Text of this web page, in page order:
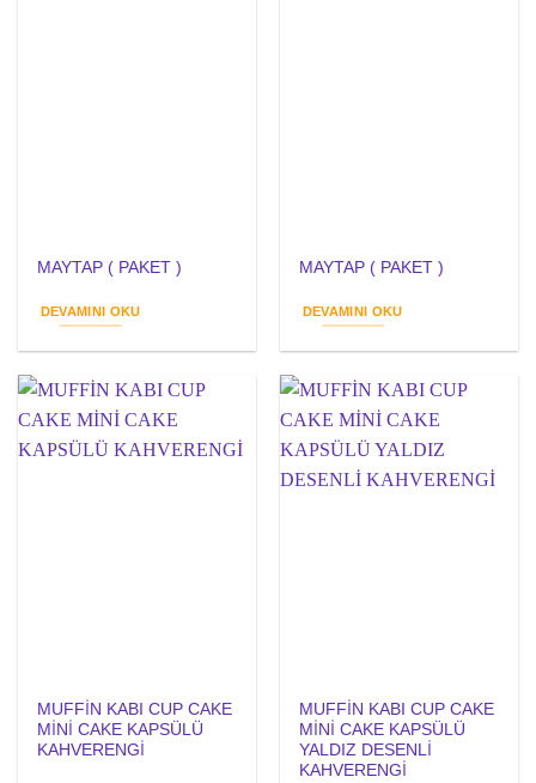
MAYTAP ( PAKET )
DEVAMINI OKU
MAYTAP ( PAKET )
DEVAMINI OKU
MUFFİN KABI CUP CAKE
MİNİ CAKE KAPSÜLÜ
KAHVERENGİ
MUFFİN KABI CUP CAKE
MİNİ CAKE KAPSÜLÜ
YALDIZ DESENLİ
KAHVERENGİ